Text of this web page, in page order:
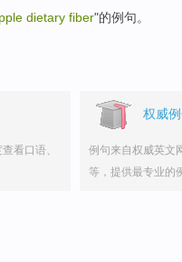
dietary fiber"的例句。
看口语、
权威
例句来自权威英文
等，提供最专业的